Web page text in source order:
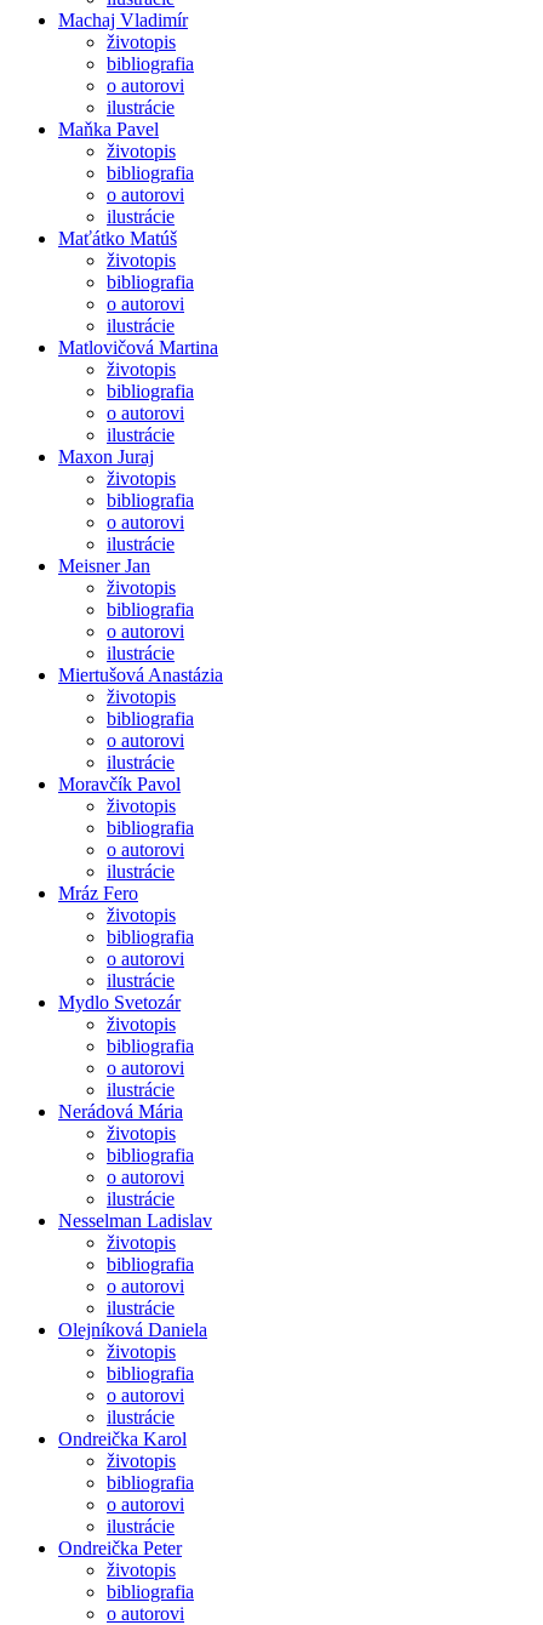
Machaj Vladimír
životopis
bibliografia
o autorovi
ilustrácie
Maňka Pavel
životopis
bibliografia
o autorovi
ilustrácie
Maťátko Matúš
životopis
bibliografia
o autorovi
ilustrácie
Matlovičová Martina
životopis
bibliografia
o autorovi
ilustrácie
Maxon Juraj
životopis
bibliografia
o autorovi
ilustrácie
Meisner Jan
životopis
bibliografia
o autorovi
ilustrácie
Miertušová Anastázia
životopis
bibliografia
o autorovi
ilustrácie
Moravčík Pavol
životopis
bibliografia
o autorovi
ilustrácie
Mráz Fero
životopis
bibliografia
o autorovi
ilustrácie
Mydlo Svetozár
životopis
bibliografia
o autorovi
ilustrácie
Nerádová Mária
životopis
bibliografia
o autorovi
ilustrácie
Nesselman Ladislav
životopis
bibliografia
o autorovi
ilustrácie
Olejníková Daniela
životopis
bibliografia
o autorovi
ilustrácie
Ondreička Karol
životopis
bibliografia
o autorovi
ilustrácie
Ondreička Peter
životopis
bibliografia
o autorovi